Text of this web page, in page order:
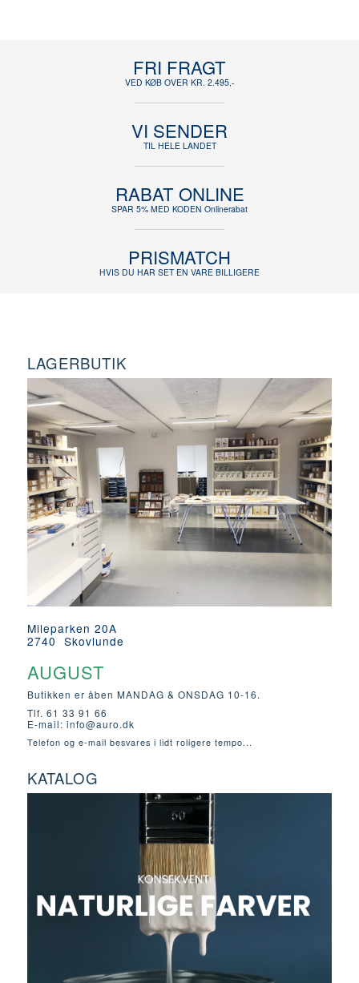
FRI FRAGT
VED KØB OVER KR. 2.495,-
VI SENDER
TIL HELE LANDET
RABAT ONLINE
SPAR 5% MED KODEN Onlinerabat
PRISMATCH
HVIS DU HAR SET EN VARE BILLIGERE
LAGERBUTIK
Mileparken 20A
2740 Skovlunde
AUGUST
Butikken er åben MANDAG & ONSDAG 10-16.
Tlf. 61 33 91 66
E-mail: info@auro.dk
Telefon og e-mail besvares i lidt roligere tempo...
KATALOG